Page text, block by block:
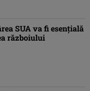
SUA va fi esențială
războiului